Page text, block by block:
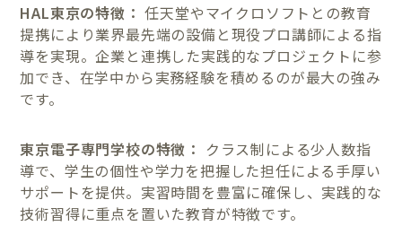
HAL東京の特徴： 任天堂やマイクロソフトとの教育
提携により業界最先端の設備と現役プロ講師による指
導を実現。企業と連携した実践的なプロジェクトに参
加でき、在学中から実務経験を積めるのが最大の強み
です。
東京電子専門学校の特徴： クラス制による少人数指
導で、学生の個性や学力を把握した担任による手厚い
サポートを提供。実習時間を豊富に確保し、実践的な
技術習得に重点を置いた教育が特徴です。